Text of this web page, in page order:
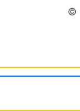
©